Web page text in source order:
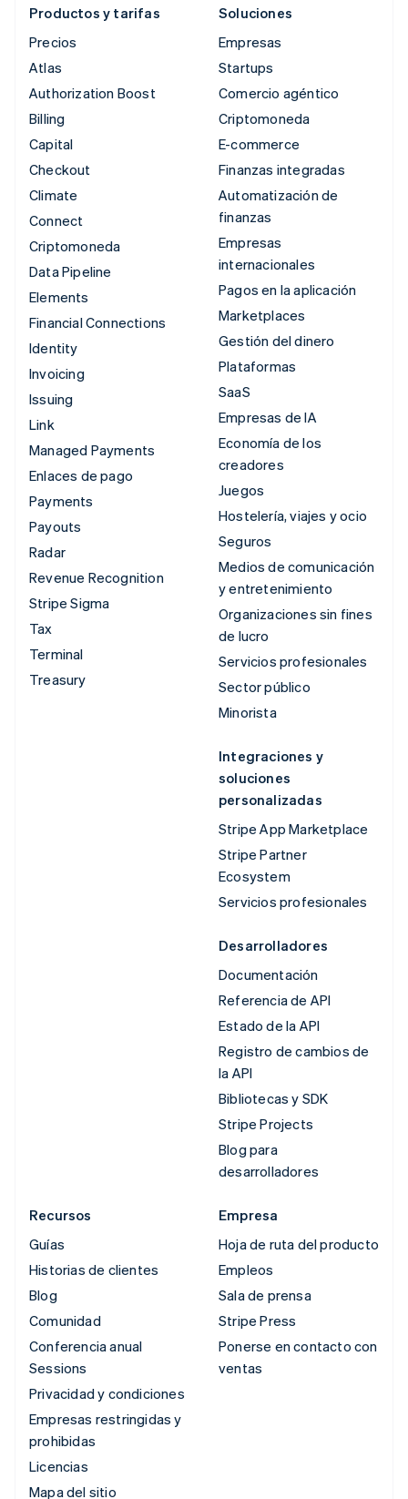
Productos y tarifas
Precios
Atlas
Authorization Boost
Billing
Capital
Checkout
Climate
Connect
Criptomoneda
Data Pipeline
Elements
Financial Connections
Identity
Invoicing
Issuing
Link
Managed Payments
Enlaces de pago
Payments
Payouts
Radar
Revenue Recognition
Stripe Sigma
Tax
Terminal
Treasury
Soluciones
Empresas
Startups
Comercio agéntico
Criptomoneda
E-commerce
Finanzas integradas
Automatización de
finanzas
Empresas
internacionales
Pagos en la aplicación
Marketplaces
Gestión del dinero
Plataformas
SaaS
Empresas de IA
Economía de los
creadores
Juegos
Hostelería, viajes y ocio
Seguros
Medios de comunicación
y entretenimiento
Organizaciones sin fines
de lucro
Servicios profesionales
Sector público
Minorista
Integraciones y
soluciones
personalizadas
Stripe App Marketplace
Stripe Partner
Ecosystem
Servicios profesionales
Desarrolladores
Documentación
Referencia de API
Estado de la API
Registro de cambios de
la API
Bibliotecas y SDK
Stripe Projects
Blog para
desarrolladores
Recursos
Guías
Historias de clientes
Blog
Comunidad
Conferencia anual
Sessions
Privacidad y condiciones
Empresas restringidas y
prohibidas
Licencias
Mapa del sitio
Empresa
Hoja de ruta del producto
Empleos
Sala de prensa
Stripe Press
Ponerse en contacto con
ventas